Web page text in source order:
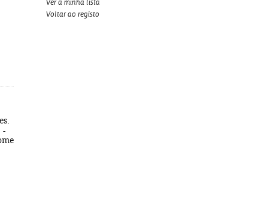
-
Ver a minha lista
Voltar ao registo